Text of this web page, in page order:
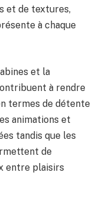
et de textures,
à chaque
et la
à rendre
termes de détente
animations et
tandis que les
de
entre plaisirs